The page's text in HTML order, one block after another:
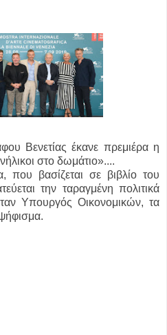
Βενετίας έκανε πρεμιέρα η
στο δωμάτιο»....
που βασίζεται σε βιβλίο του
την ταραγμένη πολιτικά
Υπουργός Οικονομικών, τα